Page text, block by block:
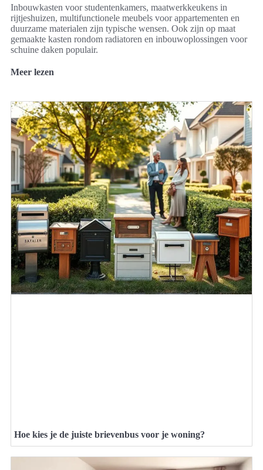
Inbouwkasten voor studentenkamers, maatwerkkeukens in
rijtjeshuizen, multifunctionele meubels voor appartementen en
duurzame materialen zijn typische wensen. Ook zijn op maat
gemaakte kasten rondom radiatoren en inbouwoplossingen voor
schuine daken populair.
Meer lezen
Hoe kies je de juiste brievenbus voor je woning?